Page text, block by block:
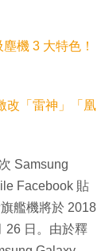
機 3 大特色！
改「雷神」「凰
Samsung
Facebook 貼
艦機將於 2018
26 日。由於釋